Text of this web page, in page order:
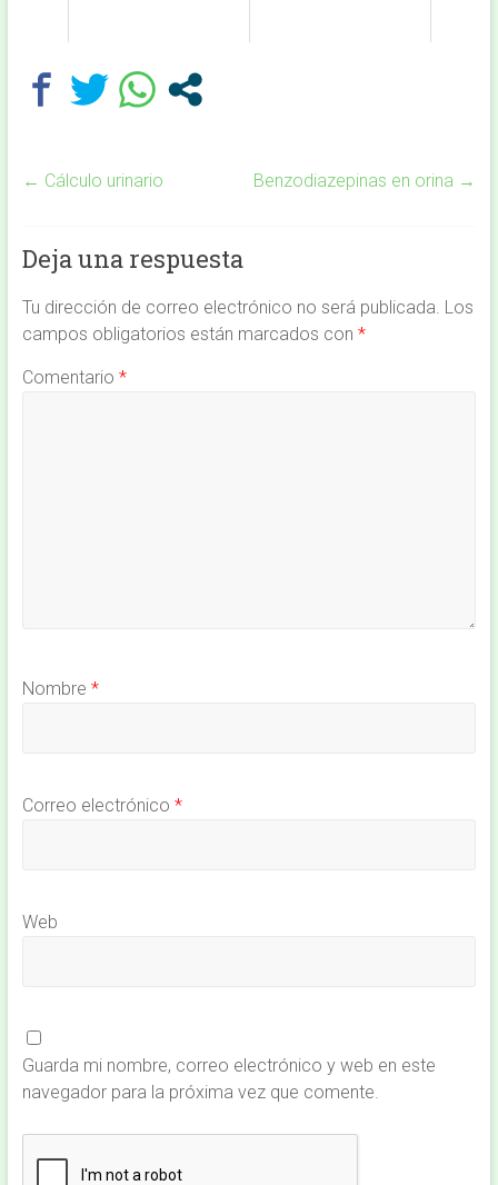
← Cálculo urinario Benzodiazepinas en orina →
Deja una respuesta
Tu dirección de correo electrónico no será publicada. Los
campos obligatorios están marcados con *
Comentario *
Nombre *
Correo electrónico *
Web
Guarda mi nombre, correo electrónico y web en este
navegador para la próxima vez que comente.